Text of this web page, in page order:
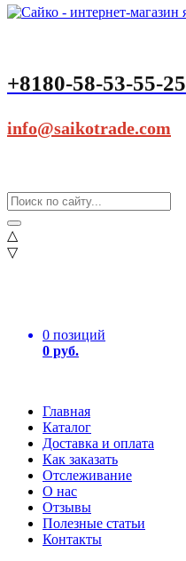
+8180-58-53-55-25
info@saikotrade.com
△
▽
0 позиций
0 руб.
Главная
Каталог
Доставка и оплата
Как заказать
Отслеживание
О нас
Отзывы
Полезные статьи
Контакты